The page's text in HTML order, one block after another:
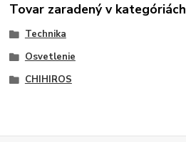
Tovar zaradený v kategóriách
Technika
Osvetlenie
CHIHIROS